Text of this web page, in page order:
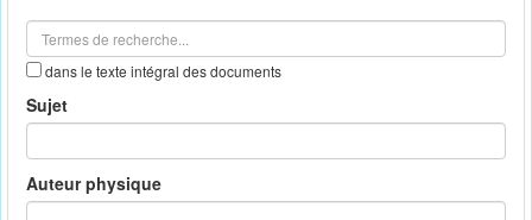
dans le texte intégral des documents
Sujet
Auteur physique